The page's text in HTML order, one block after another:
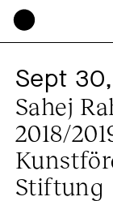
Sept
Sahej
2018/
Stiftung